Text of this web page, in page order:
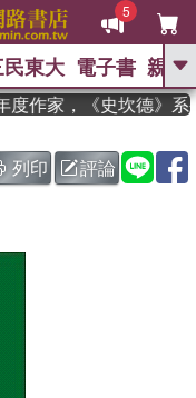
5
GO
歷史是一群喵 、 暑期
布克獎 臺灣漫遊錄、 方
東大 電子書 親子
作家，《史坎德》系
列印
評論